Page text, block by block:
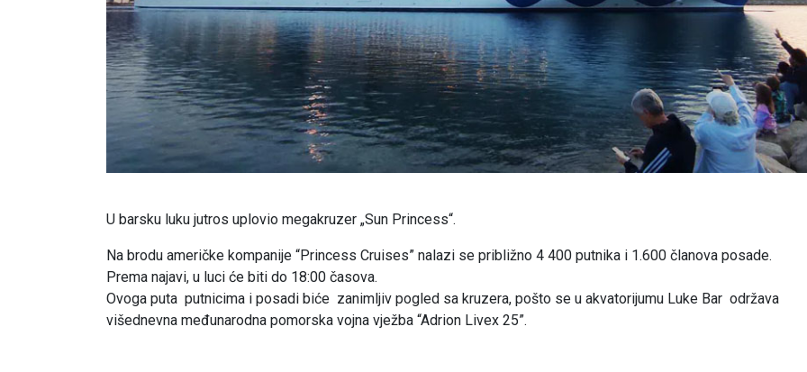
U barsku luku jutros uplovio megakruzer „Sun Princess“.
Na brodu američke kompanije “Princess Cruises” nalazi se približno 4 400 putnika i 1.600 članova posade.
Prema najavi, u luci će biti do 18:00 časova.
Ovoga puta putnicima i posadi biće zanimljiv pogled sa kruzera, pošto se u akvatorijumu Luke Bar održava
višednevna međunarodna pomorska vojna vježba “Adrion Livex 25”.